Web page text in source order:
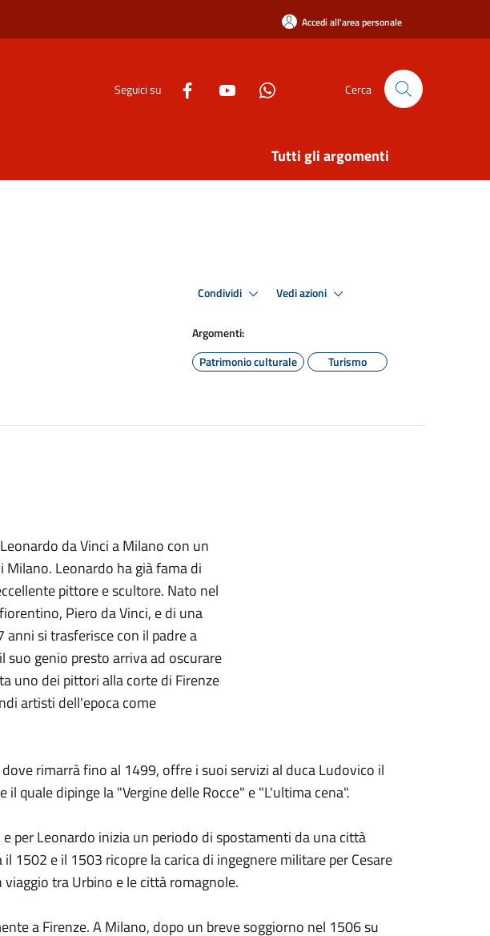
Accedi all'area personale
Seguici su Cerca
Tutti gli argomenti
Condividi Vedi azioni
Argomenti:
Patrimonio culturale
Turismo
da Vinci a Milano con un
Leonardo ha già fama di
pittore e scultore. Nato nel
Piero da Vinci, e di una
si trasferisce con il padre a
suo genio presto arriva ad oscurare
uno dei pittori alla corte di Firenze
artisti dell'epoca come
rimarrà fino al 1499, offre i suoi servizi al duca Ludovico il
il quale dipinge la "Vergine delle Rocce" e "L'ultima cena".
per Leonardo inizia un periodo di spostamenti da una città
il 1502 e il 1503 ricopre la carica di ingegnere militare per Cesare
tra Urbino e le città romagnole.
a Firenze. A Milano, dopo un breve soggiorno nel 1506 su